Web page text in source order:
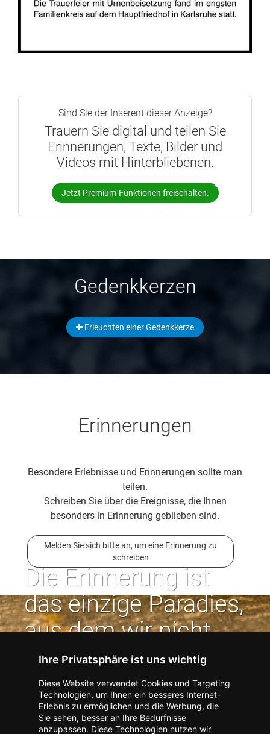
Ihre Privatsphäre ist uns wichtig
Diese Website verwendet Cookies und Targeting
Technologien, um Ihnen ein besseres Internet-
Erlebnis zu ermöglichen und die Werbung, die
Sie sehen, besser an Ihre Bedürfnisse
anzupassen. Diese Technologien nutzen wir
Sind Sie der Inserent dieser Anzeige?
Trauern Sie digital und teilen Sie
Erinnerungen, Texte, Bilder und
Videos mit Hinterbliebenen.
Jetzt Premium-Funktionen freischalten.
Gedenkkerzen
Erleuchten einer Gedenkkerze
Erinnerungen
Besondere Erlebnisse und Erinnerungen sollte man
teilen.
Schreiben Sie über die Ereignisse, die Ihnen
besonders in Erinnerung geblieben sind.
Melden Sie sich bitte an, um eine Erinnerung zu
schreiben
Die Erinnerung ist
das einzige Paradies,
aus dem wir nicht
vertrieben werden
können. | Jean Paul
Kontakt zum Verlag aufnehmen Missbrauch melden